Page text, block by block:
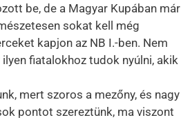
be, de a Magyar Kupában már
sokat kell még
kapjon az NB I.-ben. Nem
fiatalokhoz tudok nyúlni, akik
mert szoros a mezőny, és nagy
pontot szereztünk, ma viszont